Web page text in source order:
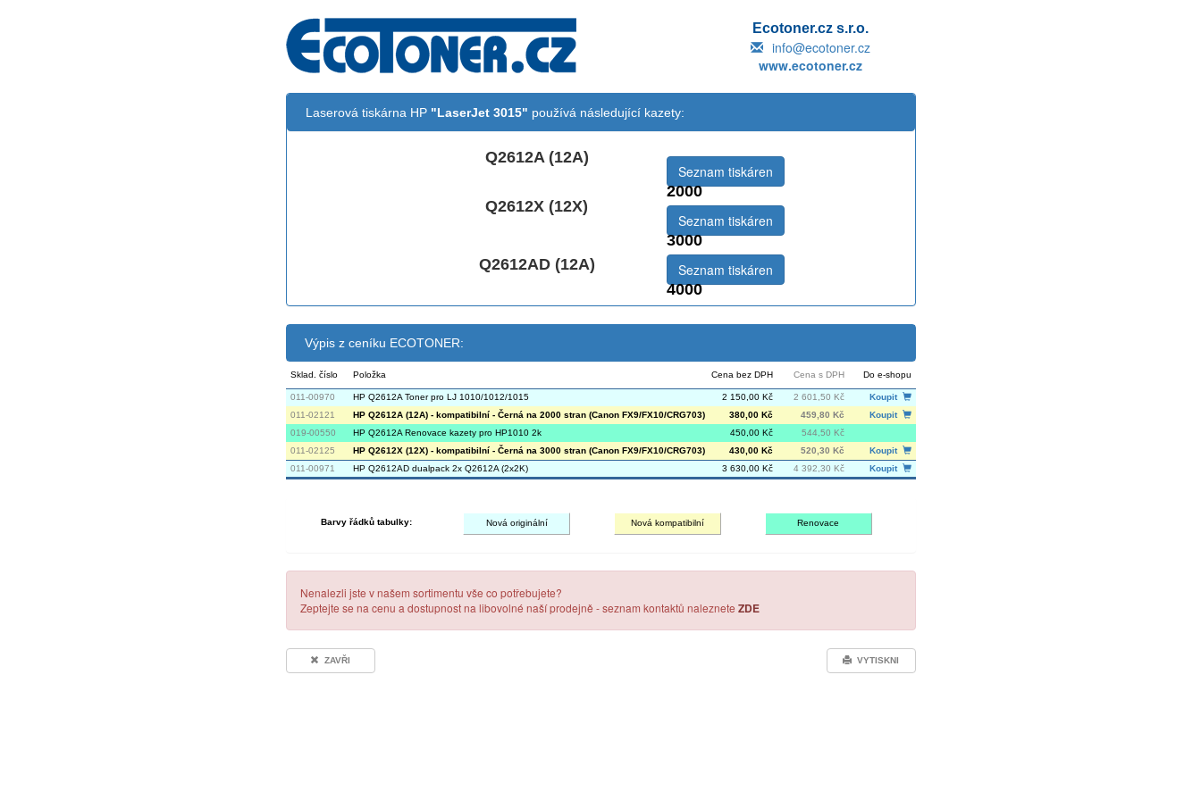
Ecotoner.cz s.r.o.
info@ecotoner.cz
www.ecotoner.cz
Laserová tiskárna HP "LaserJet 3015" používá následující kazety:
Q2612A (12A)
2000
Seznam tiskáren
Q2612X (12X)
3000
Seznam tiskáren
Q2612AD (12A)
4000
Seznam tiskáren
Výpis z ceníku ECOTONER:
Sklad. číslo Položka Cena bez DPH Cena s DPH Do e-shopu
011-00970 HP Q2612A Toner pro LJ 1010/1012/1015 2 150,00 Kč 2 601,50 Kč
Koupit
011-02121
HP Q2612A (12A) - kompatibilní - Černá na 2000 stran (Canon FX9/FX10/CRG703) 380,00 Kč 459,80 Kč
Koupit
019-00550
HP Q2612A Renovace kazety pro HP1010 2k 450,00 Kč
544,50 Kč
011-02125
HP Q2612X (12X) - kompatibilní - Černá na 3000 stran (Canon FX9/FX10/CRG703) 430,00 Kč 520,30 Kč
Koupit
011-00971
HP Q2612AD dualpack 2x Q2612A (2x2K) 3 630,00 Kč 4 392,30 Kč Koupit
Barvy řádků tabulky: Nová originální Nová kompatibilní Renovace
Nenalezli jste v našem sortimentu vše co potřebujete?
Zeptejte se na cenu a dostupnost na libovolné naší prodejně - seznam kontaktů naleznete ZDE
ZAVŘI VYTISKNI